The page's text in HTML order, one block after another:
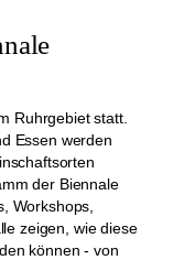
Ruhrgebiet statt.
Essen werden
der Biennale
Workshops,
zeigen, wie diese
können - von